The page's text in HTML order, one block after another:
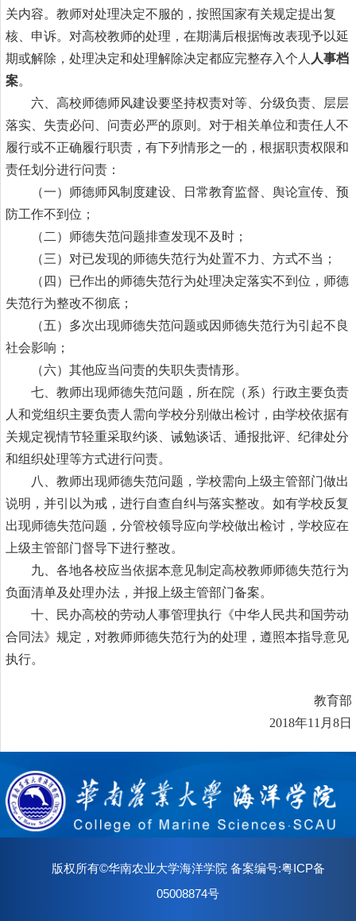
关内容。教师对处理决定不服的，按照国家有关规定提出复
核、申诉。对高校教师的处理，在期满后根据悔改表现予以延
期或解除，处理决定和处理解除决定都应完整存入个人 人事档
案。
六、高校师德师风建设要坚持权责对等、分级负责、层层
落实、失责必问、问责必严的原则。对于相关单位和责任人不
履行或不正确履行职责，有下列情形之一的，根据职责权限和
责任划分进行问责：
（一）师德师风制度建设、日常教育监督、舆论宣传、预
防工作不到位；
（二）师德失范问题排查发现不及时；
（三）对已发现的师德失范行为处置不力、方式不当；
（四）已作出的师德失范行为处理决定落实不到位，师德
失范行为整改不彻底；
（五）多次出现师德失范问题或因师德失范行为引起不良
社会影响；
（六）其他应当问责的失职失责情形。
七、教师出现师德失范问题，所在院（系）行政主要负责
人和党组织主要负责人需向学校分别做出检讨，由学校依据有
关规定视情节轻重采取约谈、诫勉谈话、通报批评、纪律处分
和组织处理等方式进行问责。
八、教师出现师德失范问题，学校需向上级主管部门做出
说明，并引以为戒，进行自查自纠与落实整改。如有学校反复
出现师德失范问题，分管校领导应向学校做出检讨，学校应在
上级主管部门督导下进行整改。
九、各地各校应当依据本意见制定高校教师师德失范行为
负面清单及处理办法，并报上级主管部门备案。
十、民办高校的劳动人事管理执行《中华人民共和国劳动
合同法》规定，对教师师德失范行为的处理，遵照本指导意见
执行。
教育部
2018年11月8日
版权所有©华南农业大学海洋学院 备案编号:粤ICP备
05008874号